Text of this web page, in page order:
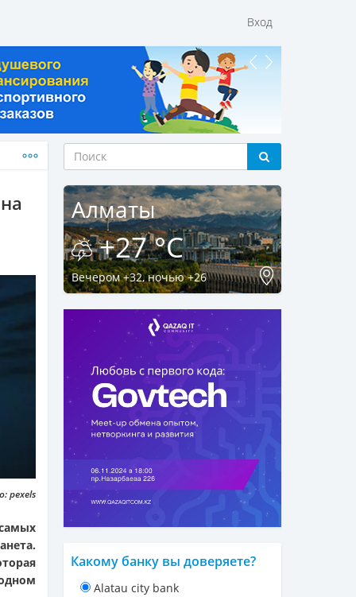
Вход
pexels
Алматы
+27 °C
Вечером +32, ночью +26
Какому банку вы доверяете?
Alatau city bank